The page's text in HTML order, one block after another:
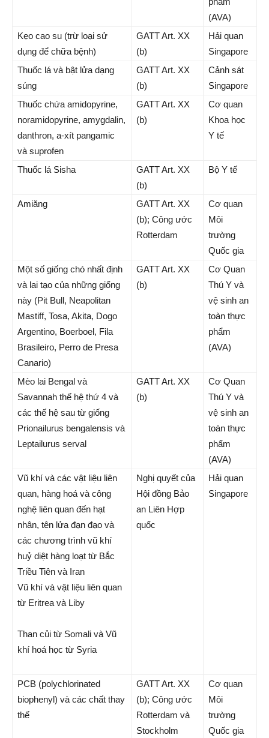
(AVA)
Kẹo cao su (trừ loại sử
dụng để chữa bệnh)
GATT Art. XX
(b)
Hải quan
Singapore
Thuốc lá và bật lửa dạng
súng
GATT Art. XX
(b)
Cảnh sát
Singapore
Thuốc chứa amidopyrine,
noramidopyrine, amygdalin,
danthron, a-xít pangamic
và suprofen
GATT Art. XX
(b)
Cơ quan
Khoa học
Y tế
Thuốc lá Sisha
GATT Art. XX
(b)
Bộ Y tế
Amiăng
GATT Art. XX
(b); Công ước
Rotterdam
Cơ quan
Môi
trường
Quốc gia
Một số giống chó nhất định
và lai tạo của những giống
này (Pit Bull, Neapolitan
Mastiff, Tosa, Akita, Dogo
Argentino, Boerboel, Fila
Brasileiro, Perro de Presa
Canario)
GATT Art. XX
(b)
Cơ Quan
Thú Y và
vệ sinh an
toàn thực
phẩm
(AVA)
Mèo lai Bengal và
Savannah thế hệ thứ 4 và
các thế hệ sau từ giống
Prionailurus bengalensis và
Leptailurus serval
GATT Art. XX
(b)
Cơ Quan
Thú Y và
vệ sinh an
toàn thực
phẩm
(AVA)
Vũ khí và các vật liệu liên
quan, hàng hoá và công
nghệ liên quan đến hạt
nhân, tên lửa đạn đạo và
các chương trình vũ khí
huỷ diệt hàng loạt từ Bắc
Triều Tiên và Iran
Vũ khí và vật liệu liên quan
từ Eritrea và Liby
Than củi từ Somali và Vũ
khí hoá học từ Syria
Nghị quyết của
Hội đồng Bảo
an Liên Hợp
quốc
Hải quan
Singapore
PCB (polychlorinated
biophenyl) và các chất thay
thế
GATT Art. XX
(b); Công ước
Rotterdam và
Stockholm
Cơ quan
Môi
trường
Quốc gia